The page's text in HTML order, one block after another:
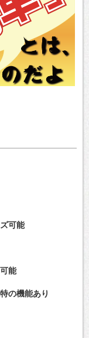
可能
能
の機能あり